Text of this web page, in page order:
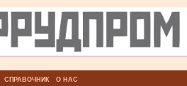
СПРАВОЧНИК О НАС